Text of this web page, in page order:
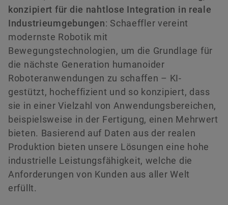
Geschichte
Nachhaltigkeit
Diversity & Inklusion
Innovationskultur
Pioniergeist
Motorsport
Globale Ausbildung
Formula Student
Veranstaltungen & Publikationen
Investor Relations Kontakt
Social News
Messen & Veranstaltungen
Jetzt bestellen
konzipiert für die nahtlose Integration in reale
Industrieumgebungen: Schaeffler vereint
modernste Robotik mit
Bewegungstechnologien, um die Grundlage für
die nächste Generation humanoider
Roboteranwendungen zu schaffen – KI-
gestützt, hocheffizient und so konzipiert, dass
sie in einer Vielzahl von Anwendungsbereichen,
beispielsweise in der Fertigung, einen Mehrwert
bieten. Basierend auf Daten aus der realen
Produktion bieten unsere Lösungen eine hohe
industrielle Leistungsfähigkeit, welche die
Anforderungen von Kunden aus aller Welt
erfüllt.